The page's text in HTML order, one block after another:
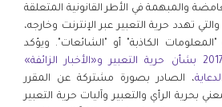
والمبهمة في الأطر القانونية المتعلقة
تهدد حرية التعبير عبر الإنترنت وخارجه،
"المعلومات الكاذبة" أو "الشائعات". ويؤكد
الإعلان المشترك لعام 2017 بشأن حرية التعبير و«الأخبار الزائفة»
، الصادر بصورة مشتركة عن المقرر
بحرية الرأي والتعبير وآليات حرية التعبير